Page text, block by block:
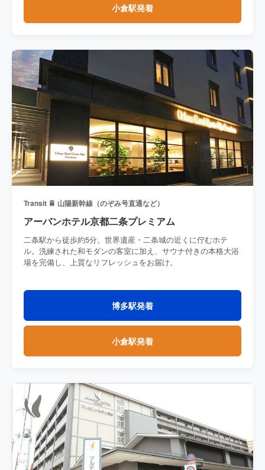
小倉駅発着
Transit 🚆 山陽新幹線（のぞみ号直通など）
アーバンホテル京都二条プレミアム
二条駅から徒歩約5分。世界遺産・二条城の近くに佇むホテ
ル。洗練された和モダンの客室に加え、サウナ付きの本格大浴
場を完備し、上質なリフレッシュをお届け。
博多駅発着
小倉駅発着